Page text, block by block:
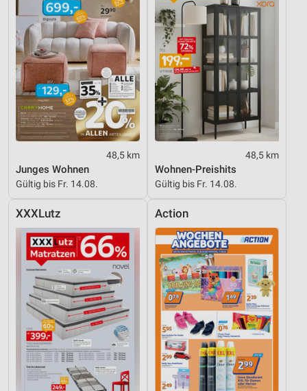
48,5 km
Junges Wohnen
Gültig bis Fr. 14.08.
48,5 km
Wohnen-Preishits
Gültig bis Fr. 14.08.
XXXLutz Action
Analyse von Zielgruppen durch Statistiken oder
Kombinationen von Daten aus verschiedenen
Quellen
Entwicklung und Verbesserung der Angebote
Verwendung reduzierter Daten zur Auswahl von
Inhalten
IAB-Besonderheiten:
Verwendung genauer Standortdaten
Geräte anhand von aktiv angeforderten
Informationen identifizieren
Performance
Funktional
Werbung